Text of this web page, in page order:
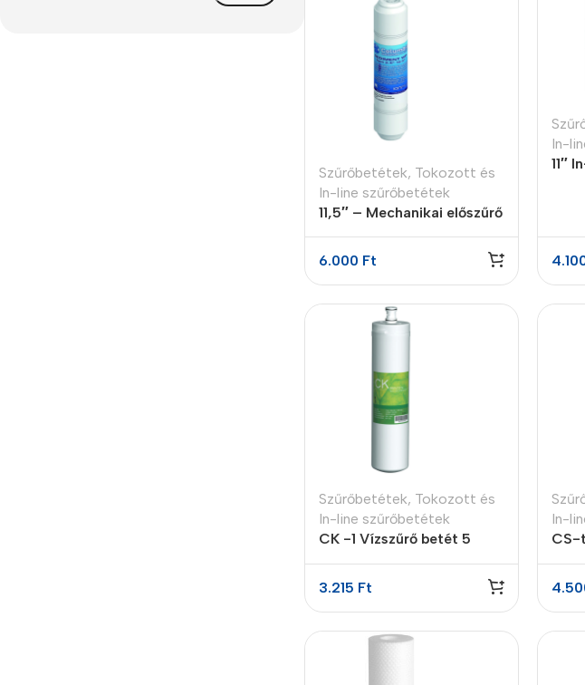
Polycarbonate
Covers For
Szűrőbetétek, Tokozott és
In-line szűrőbetétek
11,5″ – Mechanikai előszűrő
5 micron
6.000 Ft
In-
11″
Szűrőbetétek, Tokozott és
In-line szűrőbetétek
CK -1 Vízszűrő betét 5
3.215 Ft
In-
CS-